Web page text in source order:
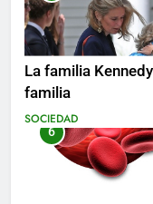
La familia
familia
SOCIEDAD
6